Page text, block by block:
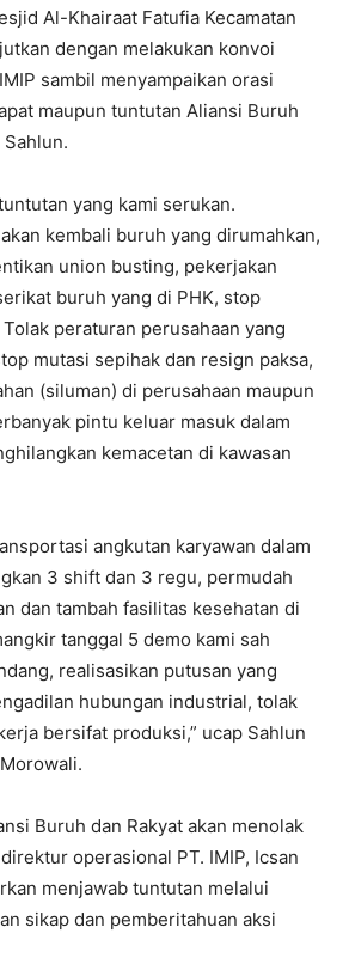
Al-Khairaat Fatufia Kecamatan
dengan melakukan konvoi
sambil menyampaikan orasi
maupun tuntutan Aliansi Buruh
Sahlun.
yang kami serukan.
kembali buruh yang dirumahkan,
union busting, pekerjakan
buruh yang di PHK, stop
peraturan perusahaan yang
mutasi sepihak dan resign paksa,
(siluman) di perusahaan maupun
pintu keluar masuk dalam
kemacetan di kawasan
angkutan karyawan dalam
3 shift dan 3 regu, permudah
dan tambah fasilitas kesehatan di
tanggal 5 demo kami sah
realisasikan putusan yang
hubungan industrial, tolak
bersifat produksi,” ucap Sahlun
Buruh dan Rakyat akan menolak
operasional PT. IMIP, Icsan
menjawab tuntutan melalui
sikap dan pemberitahuan aksi